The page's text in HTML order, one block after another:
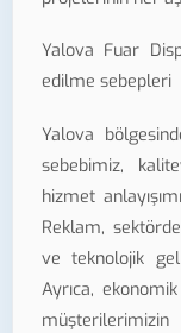
Yalova Fuar
edilme sebepleri
Yalova
sebebimiz,
hizmet
Reklam,
ve teknolojik
Ayrıca,